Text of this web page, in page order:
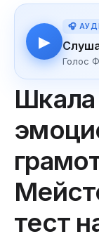
▶
🎧
Голос
Шкала
тест